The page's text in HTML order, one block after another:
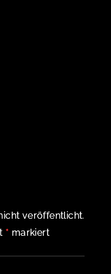
veröffentlicht.
* markiert